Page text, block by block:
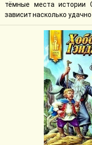
тёмные места истории
зависит насколько